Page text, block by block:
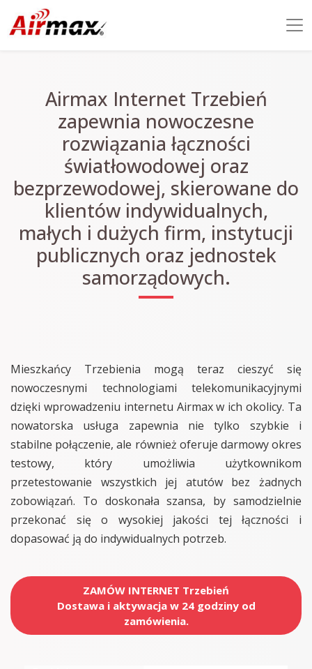
Airmax Internet Trzebień
zapewnia nowoczesne
rozwiązania łączności
światłowodowej oraz
bezprzewodowej, skierowane do
klientów indywidualnych,
małych i dużych firm, instytucji
publicznych oraz jednostek
samorządowych.
Mieszkańcy Trzebienia mogą teraz cieszyć się
nowoczesnymi technologiami telekomunikacyjnymi
dzięki wprowadzeniu internetu Airmax w ich okolicy. Ta
nowatorska usługa zapewnia nie tylko szybkie i
stabilne połączenie, ale również oferuje darmowy okres
testowy, który umożliwia użytkownikom
przetestowanie wszystkich jej atutów bez żadnych
zobowiązań. To doskonała szansa, by samodzielnie
przekonać się o wysokiej jakości tej łączności i
dopasować ją do indywidualnych potrzeb.
ZAMÓW INTERNET Trzebień
Dostawa i aktywacja w 24 godziny od
zamówienia.